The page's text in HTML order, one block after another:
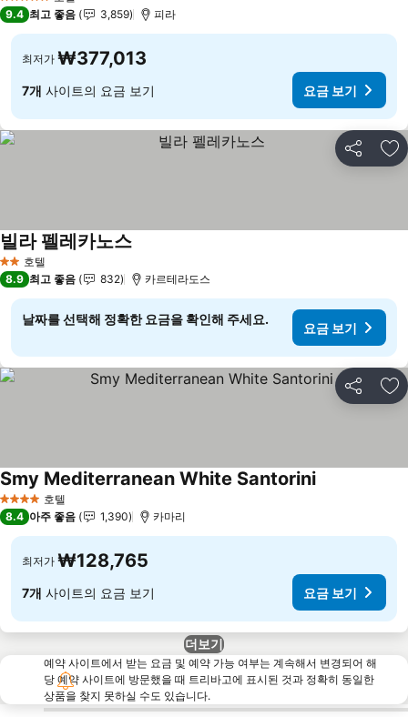
5 성급
9.4 최고 좋음 3,859 피라
최저가 ₩377,013
7개 사이트의 요금 보기 요금 보기
공유 즐
2 성급호텔
빌라 펠레카노스
8.9 최고 좋음 832 카르테라도스
날짜를 선택해 정확한 요금을 확인해 주세요.
요금 보기
공유 즐
4 성급 호텔
Smy Mediterranean White Santorini
8.4 아주 좋음 1,390 카마리
최저가 ₩128,765
7개 사이트의 요금 보기 요금 보기
더보기
예약 사이트에서 받는 요금 및 예약 가능 여부는 계속해서 변경되어 해
당 예약 사이트에 방문했을 때 트리바고에 표시된 것과 정확히 동일한
상품을 찾지 못하실 수도 있습니다.